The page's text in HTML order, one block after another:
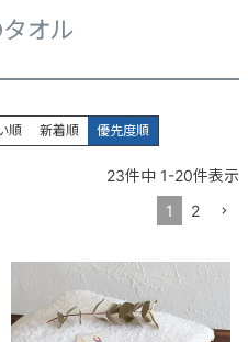
オル
順 新着順 優先度順
23件中 1-20件表示
1
2